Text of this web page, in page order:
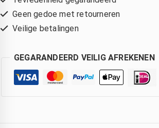
Geen gedoe met retourneren
Veilige betalingen
GEGARANDEERD VEILIG AFREKENEN
Corina Eckhardt Amsterdam Nederland Kimberly de Boer
Hele